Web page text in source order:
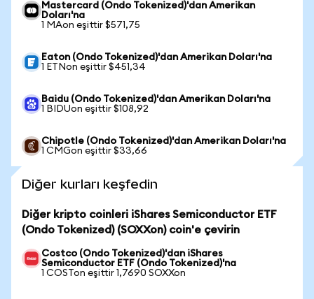
Mastercard (Ondo Tokenized)'dan Amerikan
Doları'na
1 MAon eşittir $571,75
Eaton (Ondo Tokenized)'dan Amerikan Doları'na
1 ETNon eşittir $451,34
Baidu (Ondo Tokenized)'dan Amerikan Doları'na
1 BIDUon eşittir $108,92
Chipotle (Ondo Tokenized)'dan Amerikan Doları'na
1 CMGon eşittir $33,66
Diğer kurları keşfedin
Diğer kripto coinleri iShares Semiconductor ETF
(Ondo Tokenized) (SOXXon) coin'e çevirin
Costco (Ondo Tokenized)'dan iShares
Semiconductor ETF (Ondo Tokenized)'na
1 COSTon eşittir 1,7690 SOXXon